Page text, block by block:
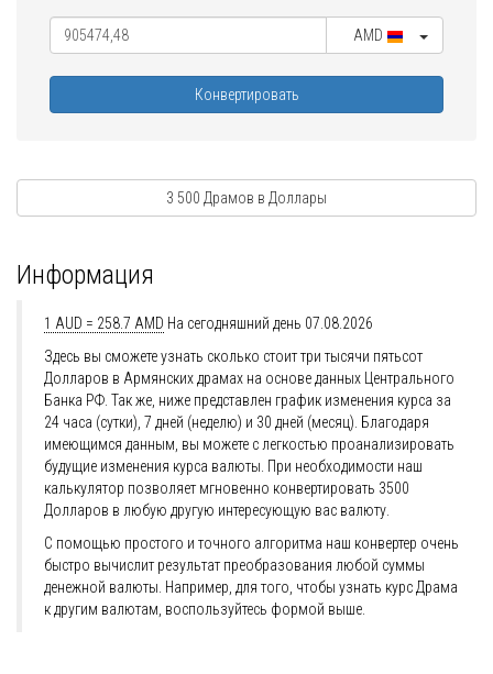
AMD
Конвертировать
3 500 Драмов в Доллары
Информация
1 AUD = 258.7 AMD На сегодняшний день 07.08.2026
Здесь вы сможете узнать сколько стоит три тысячи пятьсот
Долларов в Армянских драмах на основе данных Центрального
Банка РФ. Так же, ниже представлен график изменения курса за
24 часа (сутки), 7 дней (неделю) и 30 дней (месяц). Благодаря
имеющимся данным, вы можете с легкостью проанализировать
будущие изменения курса валюты. При необходимости наш
калькулятор позволяет мгновенно конвертировать 3500
Долларов в любую другую интересующую вас валюту.
С помощью простого и точного алгоритма наш конвертер очень
быстро вычислит результат преобразования любой суммы
денежной валюты. Например, для того, чтобы узнать курс Драма
к другим валютам, воспользуйтесь формой выше.